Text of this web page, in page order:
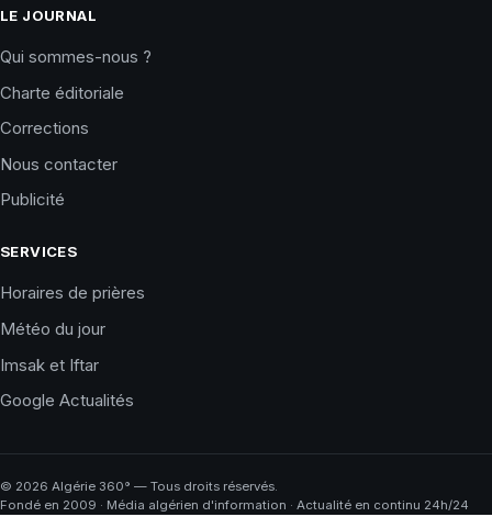
LE JOURNAL
Qui sommes-nous ?
Charte éditoriale
Corrections
Nous contacter
Publicité
SERVICES
Horaires de prières
Météo du jour
Imsak et Iftar
Google Actualités
© 2026 Algérie 360° — Tous droits réservés.
Fondé en 2009 · Média algérien d'information · Actualité en continu 24h/24